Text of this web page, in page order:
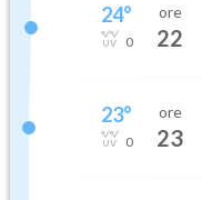
24°
0
ore
22
23°
0
ore
23